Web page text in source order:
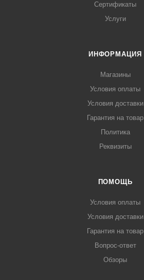
Сертификаты
Услуги
ИНФОРМАЦИЯ
Магазины
Условия оплаты
Условия доставки
Гарантия на товар
Политика
Реквизиты
ПОМОЩЬ
Условия оплаты
Условия доставки
Гарантия на товар
Вопрос-ответ
Обзоры